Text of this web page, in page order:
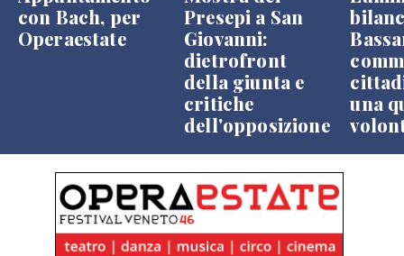
con Bach, per
Operaestate
Presepi a San
Giovanni:
dietrofront
della giunta e
critiche
dell'opposizione
una